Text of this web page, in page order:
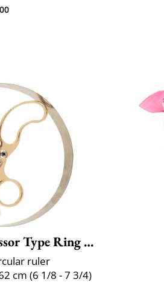
Type Ring Compass Size
ruler
cm (6 1/8 - 7 3/4)